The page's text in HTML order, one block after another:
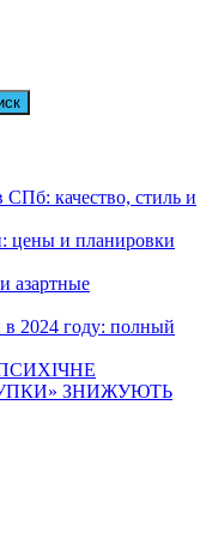
СПб: качество, стиль и
цены и планировки
азартные
2024 году: полный
ЗНИЖУЮТЬ